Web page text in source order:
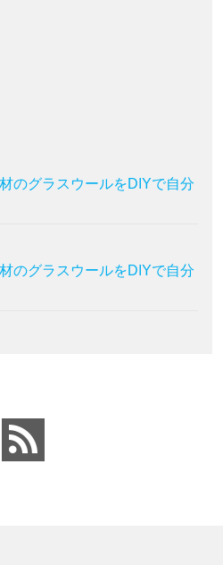
のグラスウールをDIYで自分
のグラスウールをDIYで自分